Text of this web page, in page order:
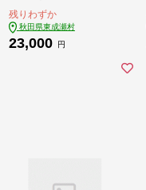
ル）300g×各1個 計3
個 [BEE CONNECT は
ちみつ ハチミツ 蜂蜜
残りわずか
秋田県東成瀬村
23,000 円